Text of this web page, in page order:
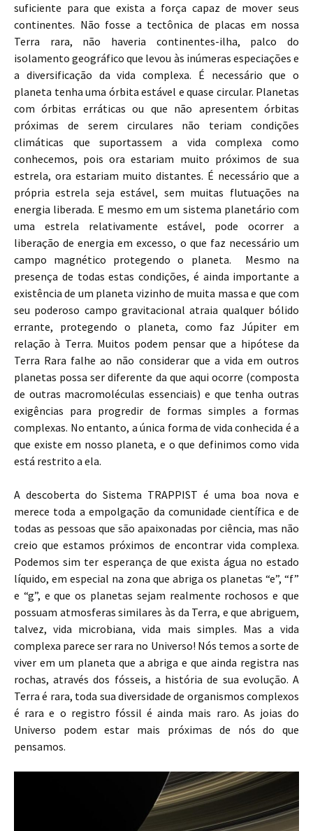
suficiente para que exista a força capaz de mover seus
continentes. Não fosse a tectônica de placas em nossa
Terra rara, não haveria continentes-ilha, palco do
isolamento geográfico que levou às inúmeras especiações e
a diversificação da vida complexa. É necessário que o
planeta tenha uma órbita estável e quase circular. Planetas
com órbitas erráticas ou que não apresentem órbitas
próximas de serem circulares não teriam condições
climáticas que suportassem a vida complexa como
conhecemos, pois ora estariam muito próximos de sua
estrela, ora estariam muito distantes. É necessário que a
própria estrela seja estável, sem muitas flutuações na
energia liberada. E mesmo em um sistema planetário com
uma estrela relativamente estável, pode ocorrer a
liberação de energia em excesso, o que faz necessário um
campo magnético protegendo o planeta. Mesmo na
presença de todas estas condições, é ainda importante a
existência de um planeta vizinho de muita massa e que com
seu poderoso campo gravitacional atraia qualquer bólido
errante, protegendo o planeta, como faz Júpiter em
relação à Terra. Muitos podem pensar que a hipótese da
Terra Rara falhe ao não considerar que a vida em outros
planetas possa ser diferente da que aqui ocorre (composta
de outras macromoléculas essenciais) e que tenha outras
exigências para progredir de formas simples a formas
complexas. No entanto, a única forma de vida conhecida é a
que existe em nosso planeta, e o que definimos como vida
está restrito a ela.
A descoberta do Sistema TRAPPIST é uma boa nova e
merece toda a empolgação da comunidade científica e de
todas as pessoas que são apaixonadas por ciência, mas não
creio que estamos próximos de encontrar vida complexa.
Podemos sim ter esperança de que exista água no estado
líquido, em especial na zona que abriga os planetas “e”, “f”
e “g”, e que os planetas sejam realmente rochosos e que
possuam atmosferas similares às da Terra, e que abriguem,
talvez, vida microbiana, vida mais simples. Mas a vida
complexa parece ser rara no Universo! Nós temos a sorte de
viver em um planeta que a abriga e que ainda registra nas
rochas, através dos fósseis, a história de sua evolução. A
Terra é rara, toda sua diversidade de organismos complexos
é rara e o registro fóssil é ainda mais raro. As joias do
Universo podem estar mais próximas de nós do que
pensamos.